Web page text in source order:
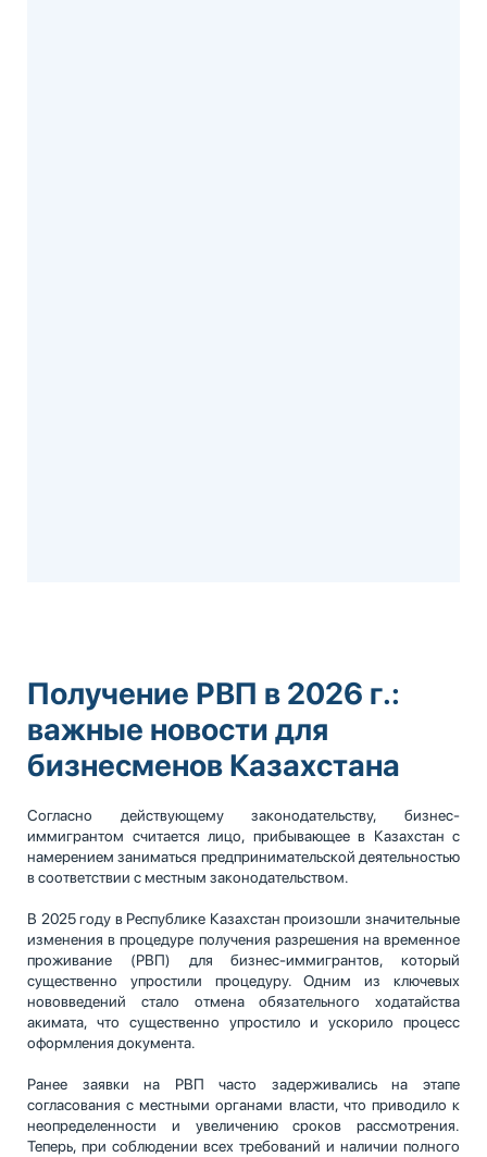
Получение РВП в 2026 г.:
важные новости для
бизнесменов Казахстана
Согласно действующему законодательству, бизнес-
иммигрантом считается лицо, прибывающее в Казахстан с
намерением заниматься предпринимательской деятельностью
в соответствии с местным законодательством.
В 2025 году в Республике Казахстан произошли значительные
изменения в процедуре получения разрешения на временное
проживание (РВП) для бизнес-иммигрантов, который
существенно упростили процедуру. Одним из ключевых
нововведений стало отмена обязательного ходатайства
акимата, что существенно упростило и ускорило процесс
оформления документа.
Ранее заявки на РВП часто задерживались на этапе
согласования с местными органами власти, что приводило к
неопределенности и увеличению сроков рассмотрения.
Теперь, при соблюдении всех требований и наличии полного